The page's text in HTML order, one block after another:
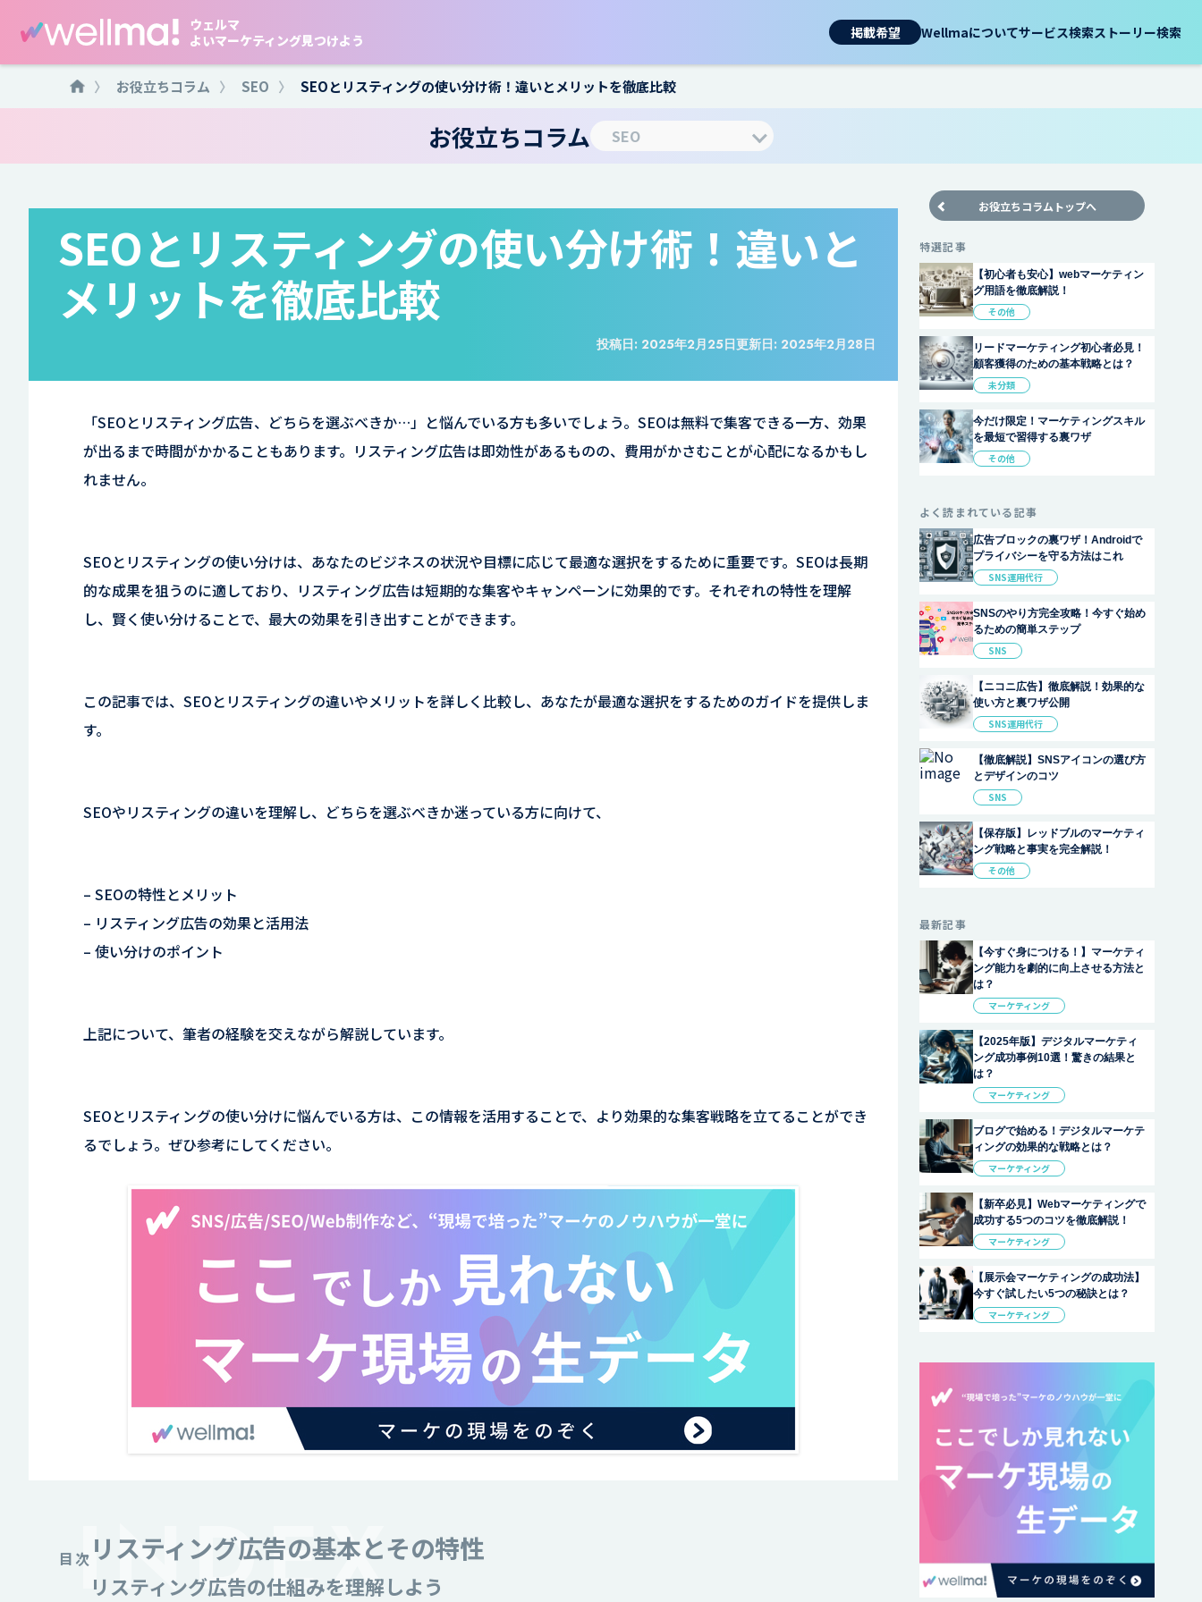
ウェルマ
よいマーケティング見つけよう
掲載希望 Wellmaについてサービス検索ストーリー検索
〉 お役立ちコラム 〉 SEO 〉 SEOとリスティングの使い分け術！違いとメリットを徹底比較
お役立ちコラム
SEOとリスティングの使い分け術！違いと
メリットを徹底比較
投稿日: 2025年2月25日更新日: 2025年2月28日
「SEOとリスティング広告、どちらを選ぶべきか…」と悩んでいる方も多いでしょう。SEOは無料で集客できる一方、効果
が出るまで時間がかかることもあります。リスティング広告は即効性があるものの、費用がかさむことが心配になるかもし
れません。
SEOとリスティングの使い分けは、あなたのビジネスの状況や目標に応じて最適な選択をするために重要です。SEOは長期
的な成果を狙うのに適しており、リスティング広告は短期的な集客やキャンペーンに効果的です。それぞれの特性を理解
し、賢く使い分けることで、最大の効果を引き出すことができます。
この記事では、SEOとリスティングの違いやメリットを詳しく比較し、あなたが最適な選択をするためのガイドを提供しま
す。
SEOやリスティングの違いを理解し、どちらを選ぶべきか迷っている方に向けて、
– SEOの特性とメリット
– リスティング広告の効果と活用法
– 使い分けのポイント
上記について、筆者の経験を交えながら解説しています。
SEOとリスティングの使い分けに悩んでいる方は、この情報を活用することで、より効果的な集客戦略を立てることができ
るでしょう。ぜひ参考にしてください。
目次 リスティング広告の基本とその特性
リスティング広告の仕組みを理解しよう
お役立ちコラムトップへ
特選記事
【初心者も安心】webマーケティン
グ用語を徹底解説！
その他
リードマーケティング初心者必見！
顧客獲得のための基本戦略とは？
未分類
今だけ限定！マーケティングスキル
を最短で習得する裏ワザ
その他
よく読まれている記事
広告ブロックの裏ワザ！Androidで
プライバシーを守る方法はこれ
SNS運用代行
SNSのやり方完全攻略！今すぐ始め
るための簡単ステップ
SNS
【ニコニ広告】徹底解説！効果的な
使い方と裏ワザ公開
SNS運用代行
【徹底解説】SNSアイコンの選び方
とデザインのコツ
SNS
【保存版】レッドブルのマーケティ
ング戦略と事実を完全解説！
その他
最新記事
【今すぐ身につける！】マーケティ
ング能力を劇的に向上させる方法と
は？
マーケティング
【2025年版】デジタルマーケティ
ング成功事例10選！驚きの結果と
は？
マーケティング
ブログで始める！デジタルマーケテ
ィングの効果的な戦略とは？
マーケティング
【新卒必見】Webマーケティングで
成功する5つのコツを徹底解説！
マーケティング
【展示会マーケティングの成功法】
今すぐ試したい5つの秘訣とは？
マーケティング